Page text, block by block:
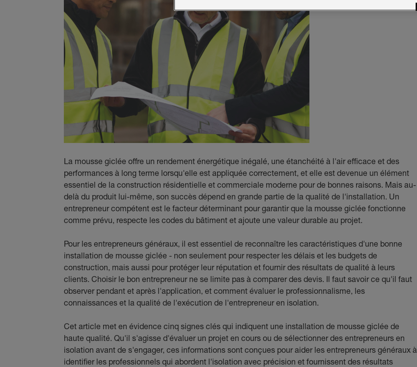
La mousse giclée offre un rendement énergétique inégalé, une étanchéité à l'air efficace et des
performances à long terme lorsqu'elle est appliquée correctement, et elle est devenue un élément
essentiel de la construction résidentielle et commerciale moderne pour de bonnes raisons. Mais au-
delà du produit lui-même, son succès dépend en grande partie de la qualité de l'installation. Un
entrepreneur compétent est le facteur déterminant pour garantir que la mousse giclée fonctionne
comme prévu, respecte les codes du bâtiment et ajoute une valeur durable au projet.
Pour les entrepreneurs généraux, il est essentiel de reconnaître les caractéristiques d'une bonne
installation de mousse giclée - non seulement pour respecter les délais et les budgets de
construction, mais aussi pour protéger leur réputation et fournir des résultats de qualité à leurs
clients. Choisir le bon entrepreneur ne se limite pas à comparer des devis. Il faut savoir ce qu'il faut
observer pendant et après l'application, et comment évaluer le professionnalisme, les
connaissances et la qualité de l'exécution de l'entrepreneur en isolation.
Cet article met en évidence cinq signes clés qui indiquent une installation de mousse giclée de
haute qualité. Qu'il s'agisse d'évaluer un projet en cours ou de sélectionner des entrepreneurs en
isolation avant de s'engager, ces informations sont conçues pour aider les entrepreneurs généraux à
identifier les professionnels qui abordent l'isolation avec précision et fournissent des résultats